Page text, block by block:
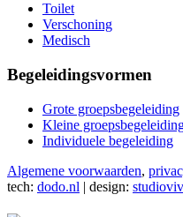
Toilet
Verschoning
Medisch
Begeleidingsvormen
Grote groepsbegeleiding
Kleine
Individuele begeleiding
Algemene voorwaarden,
tech: dodo.nl | design: